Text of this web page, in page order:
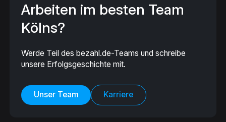
Arbeiten im besten Team
Kölns?
Werde Teil des bezahl.de-Teams und schreibe
unsere Erfolgsgeschichte mit.
Unser Team Karriere